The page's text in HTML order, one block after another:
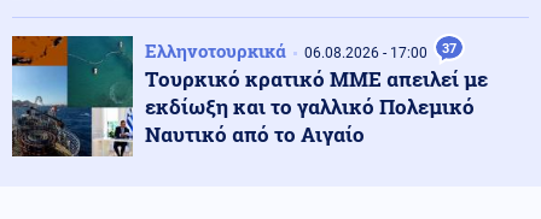
Κόσμος 06.08.2026 - 23:04
Τουρκία: Σχέδιο διάσωσης για δύο ιστορικά ορθόδοξα
μοναστήρια της Τραπεζούντας
Ελληνοτουρκικά 06.08.2026 - 17:00 37
Tουρκικό κρατικό ΜΜΕ απειλεί με
εκδίωξη και το γαλλικό Πολεμικό
Ναυτικό από το Αιγαίο